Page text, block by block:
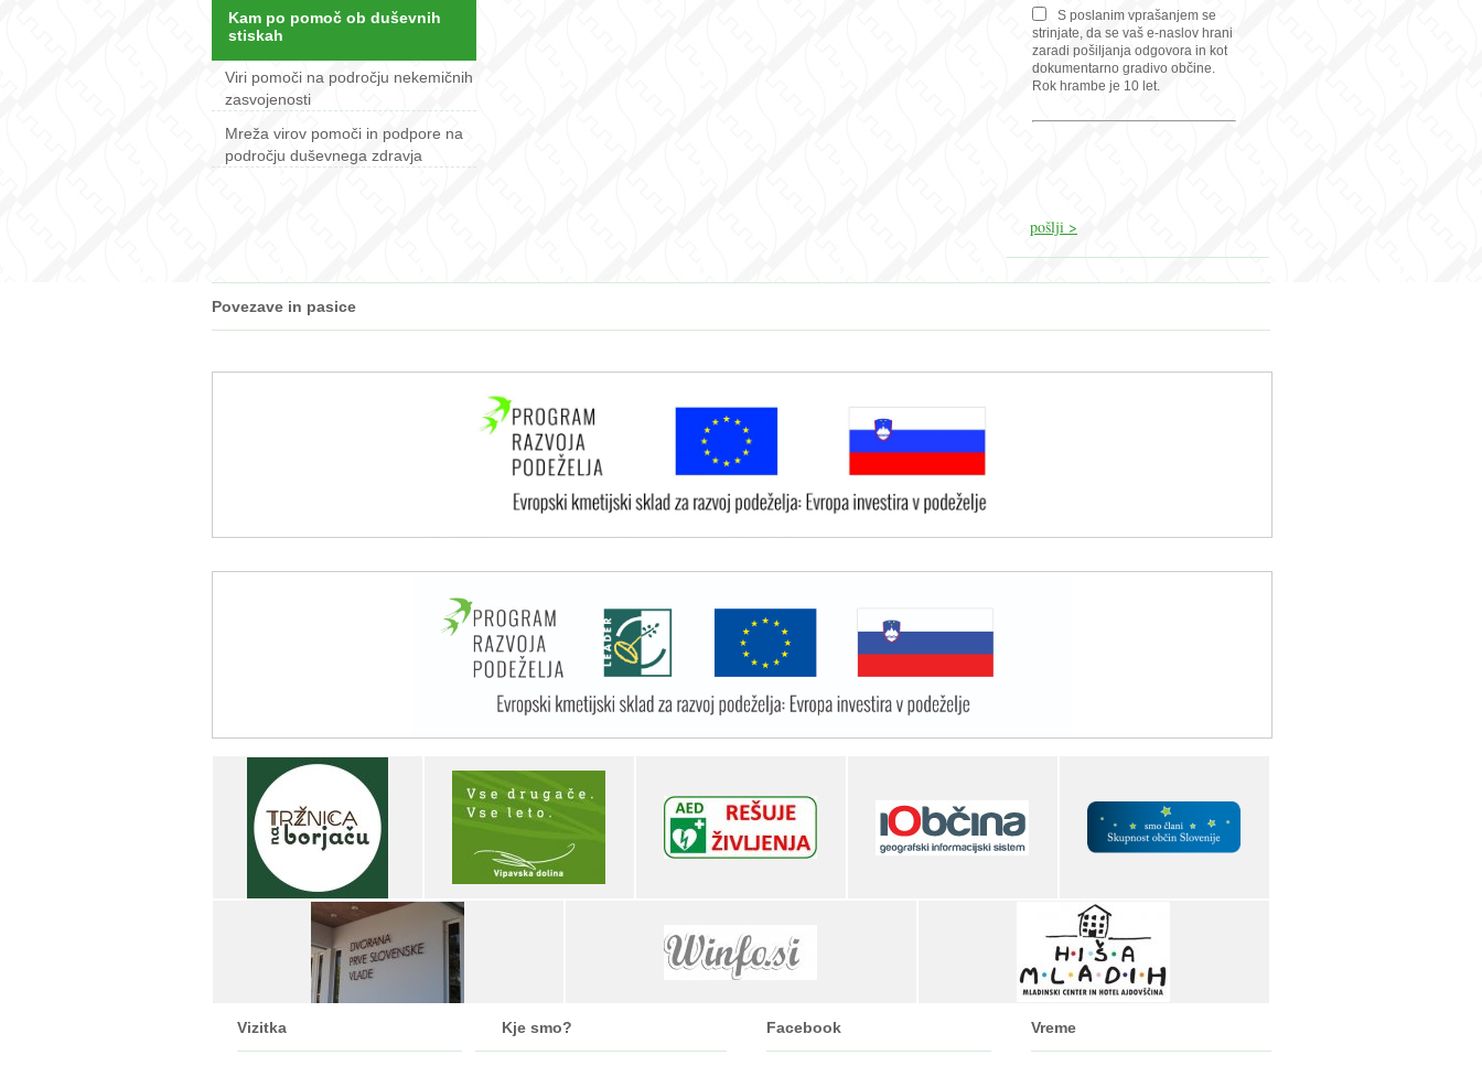
Kam po pomoč ob duševnih
stiskah
Viri pomoči na področju nekemičnih
zasvojenosti
Mreža virov pomoči in podpore na
področju duševnega zdravja
S poslanim vprašanjem se
strinjate, da se vaš e-naslov hrani
zaradi pošiljanja odgovora in kot
dokumentarno gradivo občine.
Rok hrambe je 10 let.
Povezave in pasice
Vizitka Kje smo? Facebook Vreme